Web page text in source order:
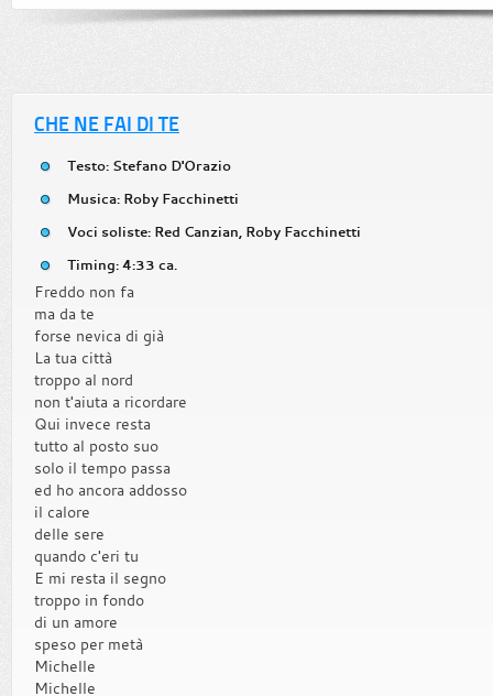
CHE NE FAI DI TE
Testo: Stefano D'Orazio
Musica: Roby Facchinetti
Voci soliste: Red Canzian, Roby Facchinetti
Timing: 4:33 ca.
Freddo non fa
ma da te
forse nevica di già
La tua città
troppo al nord
non t'aiuta a ricordare
Qui invece resta
tutto al posto suo
solo il tempo passa
ed ho ancora addosso
il calore
delle sere
quando c'eri tu
E mi resta il segno
troppo in fondo
di un amore
speso per metà
Michelle
Michelle